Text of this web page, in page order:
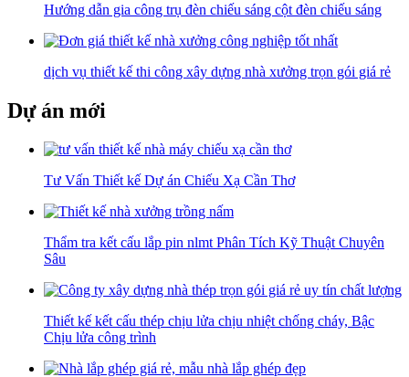
Hướng dẫn gia công trụ đèn chiếu sáng cột đèn chiếu sáng
dịch vụ thiết kế thi công xây dựng nhà xưởng trọn gói giá rẻ
Dự án mới
Tư Vấn Thiết kế Dự án Chiếu Xạ Cần Thơ
Thẩm tra kết cấu lắp pin nlmt Phân Tích Kỹ Thuật Chuyên
Sâu
Thiết kế kết cấu thép chịu lửa chịu nhiệt chống cháy, Bậc
Chịu lửa công trình